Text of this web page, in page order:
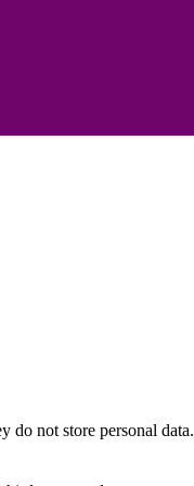
do not store personal data.